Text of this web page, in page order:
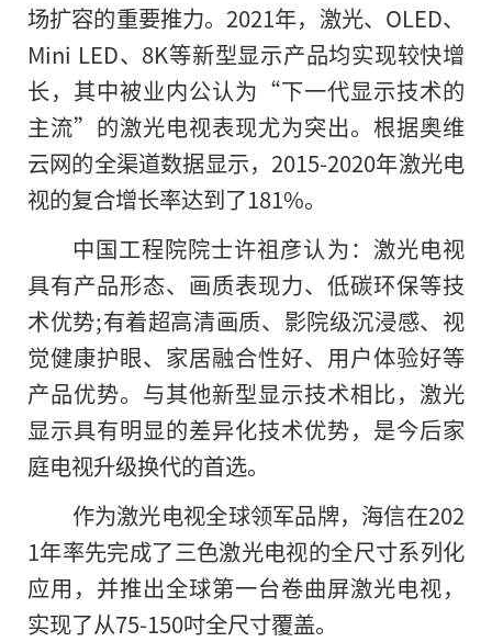
场扩容的重要推力。2021年，激光、OLED、
Mini LED、8K等新型显示产品均实现较快增
长，其中被业内公认为“下一代显示技术的
主流” 的激光电视表现尤为突出。根据奥维
云网的全渠道数据显示，2015-2020年激光电
视的复合增长率达到了181%。
中国工程院院士许祖彦认为：激光电视
具有产品形态、画质表现力、低碳环保等技
术优势;有着超高清画质、影院级沉浸感、视
觉健康护眼、家居融合性好、用户体验好等
产品优势。与其他新型显示技术相比，激光
显示具有明显的差异化技术优势，是今后家
庭电视升级换代的首选。
作为激光电视全球领军品牌，海信在202
1年率先完成了三色激光电视的全尺寸系列化
应用，并推出全球第一台卷曲屏激光电视，
实现了从75-150吋全尺寸覆盖。